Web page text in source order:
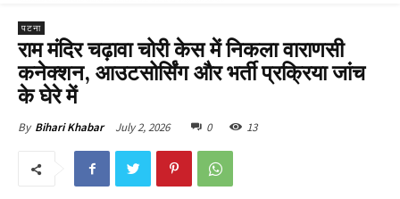
पटना
राम मंदिर चढ़ावा चोरी केस में निकला वाराणसी
कनेक्शन, आउटसोर्सिंग और भर्ती प्रक्रिया जांच
के घेरे में
By Bihari Khabar July 2, 2026 0 13